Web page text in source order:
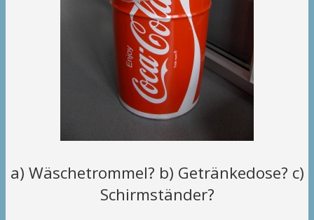
a) Wäschetrommel? b) Getränkedose? c)
Schirmständer?